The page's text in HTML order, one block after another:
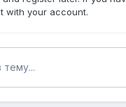
with your account.
тему...